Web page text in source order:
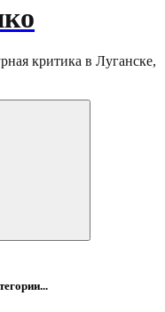
критика в Луганске,